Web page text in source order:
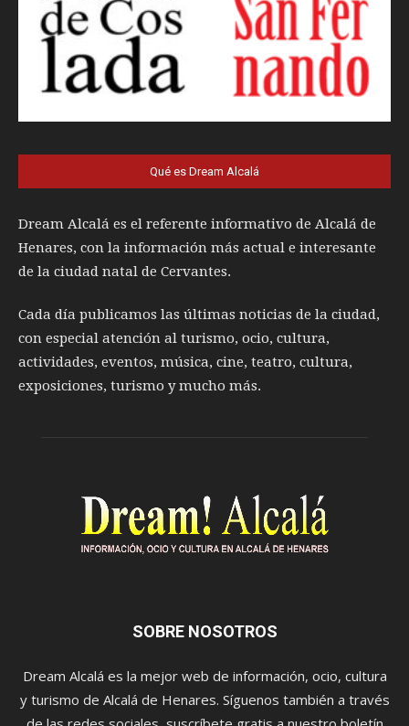
Qué es Dream Alcalá
Dream Alcalá es el referente informativo de Alcalá de
Henares, con la información más actual e interesante
de la ciudad natal de Cervantes.
Cada día publicamos las últimas noticias de la ciudad,
con especial atención al turismo, ocio, cultura,
actividades, eventos, música, cine, teatro, cultura,
exposiciones, turismo y mucho más.
SOBRE NOSOTROS
Dream Alcalá es la mejor web de información, ocio, cultura
y turismo de Alcalá de Henares. Síguenos también a través